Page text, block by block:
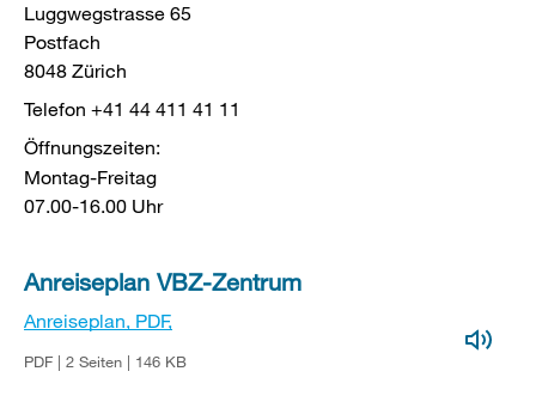
Luggwegstrasse 65
Postfach
8048 Zürich
Telefon +41 44 411 41 11
Öffnungszeiten:
Montag-Freitag
07.00-16.00 Uhr
Anreiseplan VBZ-Zentrum
Anreiseplan, PDF,
PDF | 2 Seiten | 146 KB